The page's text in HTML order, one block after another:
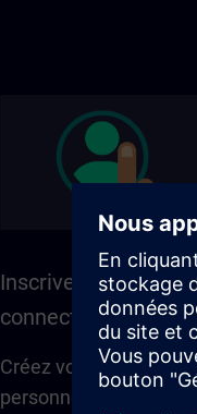
Inscrivez-vous et
connectez-vous
Créez votre compte
personnel via Siemens